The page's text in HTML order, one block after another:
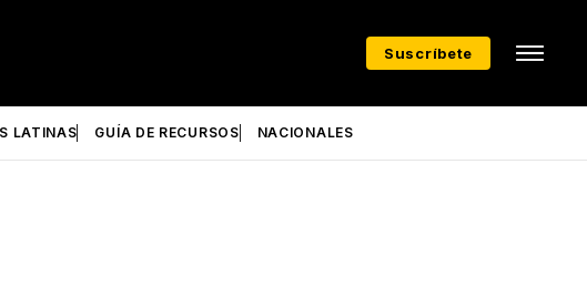
Suscríbete
LATINAS GUÍA DE RECURSOS NACIONALES